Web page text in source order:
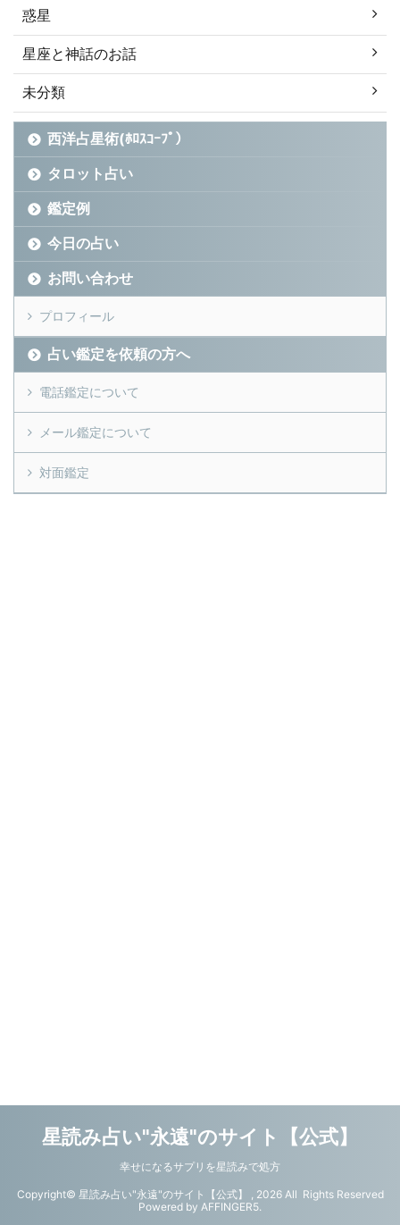
惑星
星座と神話のお話
未分類
西洋占星術(ﾎﾛｽｺｰﾌﾟ）
タロット占い
鑑定例
今日の占い
お問い合わせ
プロフィール
占い鑑定を依頼の方へ
電話鑑定について
メール鑑定について
対面鑑定
星読み占い"永遠"のサイト【公式】
幸せになるサプリを星読みで処方
Copyright© 星読み占い"永遠"のサイト【公式】 , 2026 All Rights Reserved
Powered by AFFINGER5.